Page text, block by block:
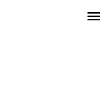
menu